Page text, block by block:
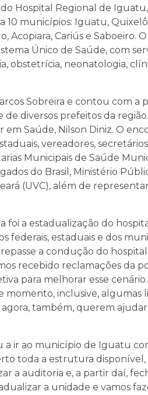
Hospital Regional de
municípios: Iguatu,
Acopiara, Cariús e Saboeiro. O
Único de Saúde, com
obstetrícia, neonatologia,
Sobreira e contou com a
de diversos prefeitos da
Saúde, Nilson Diniz. O
vereadores,
Municipais de Saúde
do Brasil, Ministério
(UVC), além de
foi a estadualização do
estaduais e dos
a condução do
recebido reclamações da
para melhorar esse
inclusive, algumas
também, querem
a ir ao município de Iguatu
toda a estrutura disponível,
a auditoria e, a partir daí,
a unidade e vamos